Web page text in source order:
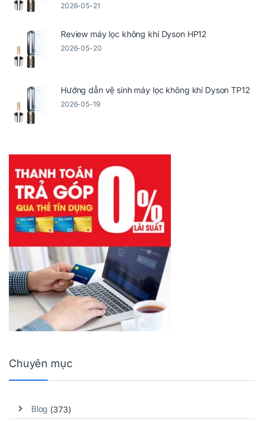
2026-05-21
Review máy lọc không khí Dyson HP12
2026-05-20
Hướng dẫn vệ sinh máy lọc không khí Dyson TP12
2026-05-19
Chuyên mục
Blog (373)